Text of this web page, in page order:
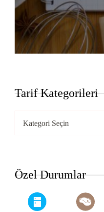
Tarif Kategorileri
Kategorileri
Özel Durumlar